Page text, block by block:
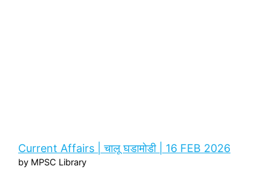
Current Affairs | चालू घडामोडी | 16 FEB 2026
by MPSC Library